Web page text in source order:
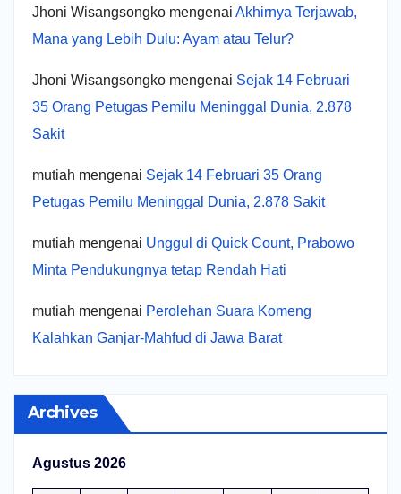
Jhoni Wisangsongko mengenai Akhirnya Terjawab,
Mana yang Lebih Dulu: Ayam atau Telur?
Jhoni Wisangsongko mengenai Sejak 14 Februari
35 Orang Petugas Pemilu Meninggal Dunia, 2.878
Sakit
mutiah mengenai Sejak 14 Februari 35 Orang
Petugas Pemilu Meninggal Dunia, 2.878 Sakit
mutiah mengenai Unggul di Quick Count, Prabowo
Minta Pendukungnya tetap Rendah Hati
mutiah mengenai Perolehan Suara Komeng
Kalahkan Ganjar-Mahfud di Jawa Barat
Archives
Agustus 2026